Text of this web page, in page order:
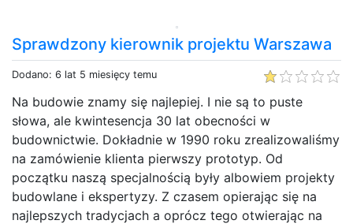
Sprawdzony kierownik projektu Warszawa
Dodano: 6 lat 5 miesięcy temu
Na budowie znamy się najlepiej. I nie są to puste
słowa, ale kwintesencja 30 lat obecności w
budownictwie. Dokładnie w 1990 roku zrealizowaliśmy
na zamówienie klienta pierwszy prototyp. Od
początku naszą specjalnością były albowiem projekty
budowlane i ekspertyzy. Z czasem opierając się na
najlepszych tradycjach a oprócz tego otwierając na